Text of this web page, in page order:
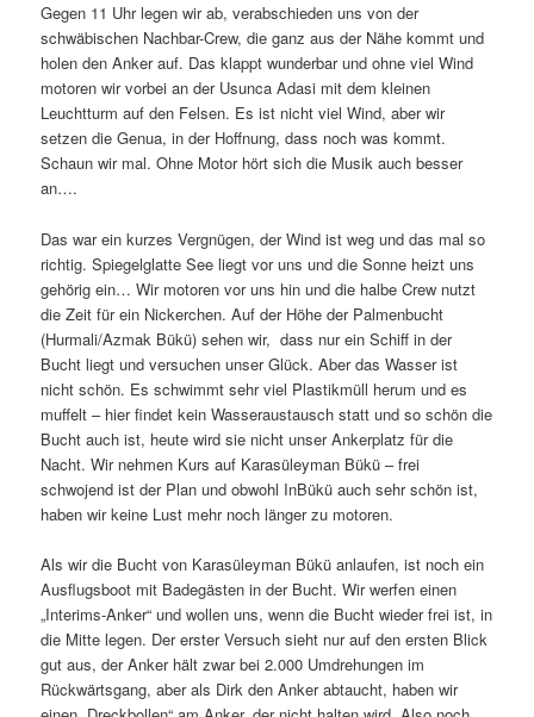
Gegen 11 Uhr legen wir ab, verabschieden uns von der
schwäbischen Nachbar-Crew, die ganz aus der Nähe kommt und
holen den Anker auf. Das klappt wunderbar und ohne viel Wind
motoren wir vorbei an der Usunca Adasi mit dem kleinen
Leuchtturm auf den Felsen. Es ist nicht viel Wind, aber wir
setzen die Genua, in der Hoffnung, dass noch was kommt.
Schaun wir mal. Ohne Motor hört sich die Musik auch besser
an….
Das war ein kurzes Vergnügen, der Wind ist weg und das mal so
richtig. Spiegelglatte See liegt vor uns und die Sonne heizt uns
gehörig ein… Wir motoren vor uns hin und die halbe Crew nutzt
die Zeit für ein Nickerchen. Auf der Höhe der Palmenbucht
(Hurmali/Azmak Bükü) sehen wir, dass nur ein Schiff in der
Bucht liegt und versuchen unser Glück. Aber das Wasser ist
nicht schön. Es schwimmt sehr viel Plastikmüll herum und es
muffelt – hier findet kein Wasseraustausch statt und so schön die
Bucht auch ist, heute wird sie nicht unser Ankerplatz für die
Nacht. Wir nehmen Kurs auf Karasüleyman Bükü – frei
schwojend ist der Plan und obwohl InBükü auch sehr schön ist,
haben wir keine Lust mehr noch länger zu motoren.
Als wir die Bucht von Karasüleyman Bükü anlaufen, ist noch ein
Ausflugsboot mit Badegästen in der Bucht. Wir werfen einen
„Interims-Anker“ und wollen uns, wenn die Bucht wieder frei ist, in
die Mitte legen. Der erster Versuch sieht nur auf den ersten Blick
gut aus, der Anker hält zwar bei 2.000 Umdrehungen im
Rückwärtsgang, aber als Dirk den Anker abtaucht, haben wir